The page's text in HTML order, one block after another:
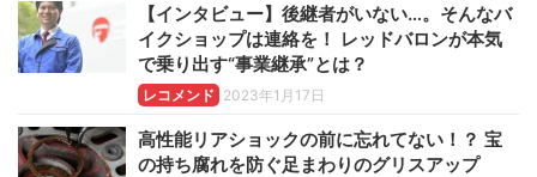
【インタビュー】後継者がいない…。そんなバ
イクショップは連絡を！ レッドバロンが本気
で乗り出す“事業継承”とは？
レコメンド 2023年1月17日
高性能リアショックの前に忘れてない！？ 宝
の持ち腐れを防ぐ足まわりのグリスアップ